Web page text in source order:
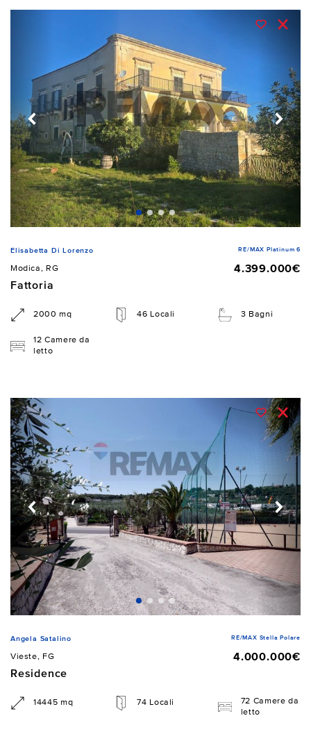
Elisabetta Di Lorenzo RE/MAX Platinum 6
Modica, RG
4.399.000€
Fattoria
2000 mq 46 Locali 3 Bagni
12 Camere da
letto
Angela Satalino RE/MAX Stella Polare
Vieste, FG
4.000.000€
Residence
14445 mq 74 Locali
72 Camere da
letto